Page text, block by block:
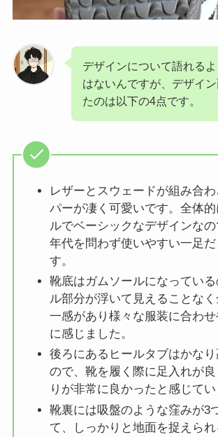
デザインについて語れる
はないんですが、デザイ
たのは以下の4点です。
レザーとスウェードが組み合
パーが凄く可愛いです。全体
ルでベーシックなデザインな
年代を問わず使いやすい一足だ
す。
靴底はガムソールになってい
ル部分が浮いて見えることな
一感があり様々な服装に合わせ
に感じました。
後ろにあるヒールタブはかな
ので、靴を履く際に足入れが良
りが非常に良かったと感じてい
靴裏には吸盤のような窪みが3
て、しっかりと地面を捉えら